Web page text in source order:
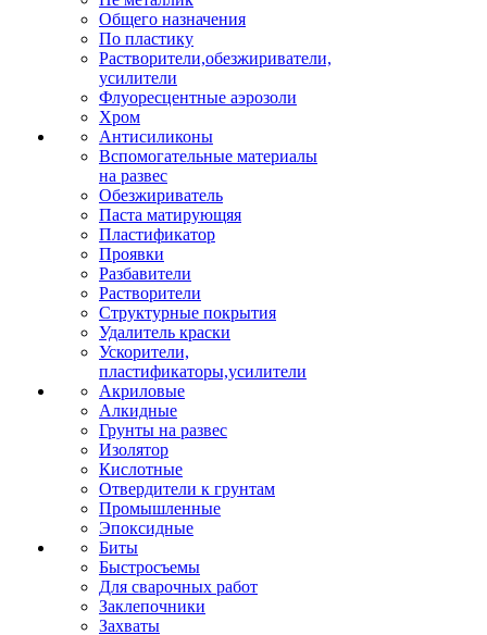
Общего назначения
По пластику
Растворители,обезжириватели,
усилители
Флуоресцентные аэрозоли
Хром
Антисиликоны
Вспомогательные материалы
на развес
Обезжириватель
Паста матирующяя
Пластификатор
Проявки
Разбавители
Растворители
Структурные покрытия
Удалитель краски
Ускорители,
пластификаторы,усилители
Акриловые
Алкидные
Грунты на развес
Изолятор
Кислотные
Отвердители к грунтам
Промышленные
Эпоксидные
Биты
Быстросъемы
Для сварочных работ
Заклепочники
Захваты